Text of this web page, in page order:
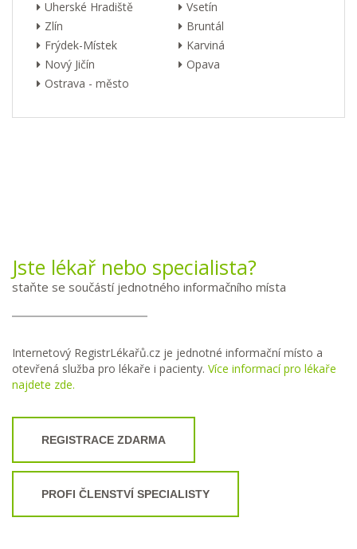
Uherské Hradiště
Vsetín
Zlín
Bruntál
Frýdek-Místek
Karviná
Nový Jičín
Opava
Ostrava - město
Jste lékař nebo specialista?
staňte se součástí jednotného informačního místa
Internetový RegistrLékařů.cz je jednotné informační místo a
otevřená služba pro lékaře i pacienty. Více informací pro lékaře
najdete zde.
REGISTRACE ZDARMA
PROFI ČLENSTVÍ SPECIALISTY